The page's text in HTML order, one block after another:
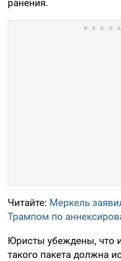
ранения.
Читайте: Меркель
Трампом по
Юристы убеждены, что
такого пакета должна